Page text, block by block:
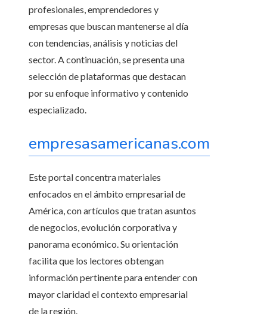
profesionales, emprendedores y
empresas que buscan mantenerse al día
con tendencias, análisis y noticias del
sector. A continuación, se presenta una
selección de plataformas que destacan
por su enfoque informativo y contenido
especializado.
empresasamericanas.com
Este portal concentra materiales
enfocados en el ámbito empresarial de
América, con artículos que tratan asuntos
de negocios, evolución corporativa y
panorama económico. Su orientación
facilita que los lectores obtengan
información pertinente para entender con
mayor claridad el contexto empresarial
de la región.